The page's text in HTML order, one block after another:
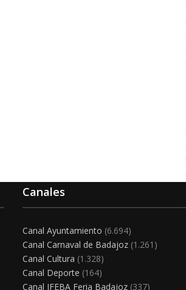
Canales
Canal Ayuntamiento (6.694)
Canal Carnaval de Badajoz (1.261)
Canal Cultura (1.328)
Canal Deporte (164)
Canal IFEBA Feria Badajoz (337)